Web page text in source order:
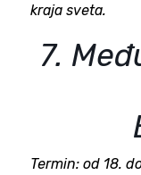
kraja sveta.
7.
Termin: od 18.